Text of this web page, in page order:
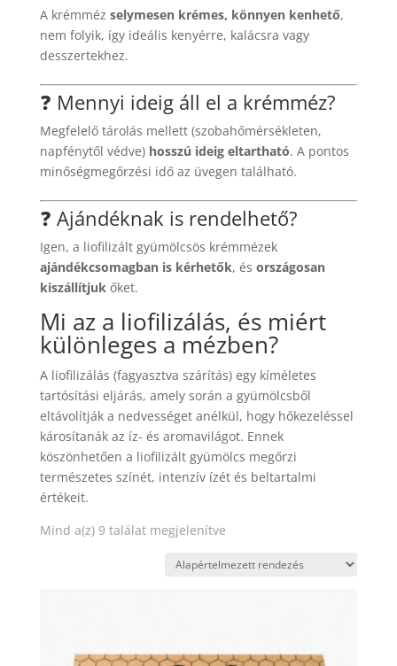
A krémméz selymesen krémes, könnyen kenhető,
nem folyik, így ideális kenyérre, kalácsra vagy
desszertekhez.
❓ Mennyi ideig áll el a krémméz?
Megfelelő tárolás mellett (szobahőmérsékleten,
napfénytől védve) hosszú ideig eltartható. A pontos
minőségmegőrzési idő az üvegen található.
❓ Ajándéknak is rendelhető?
Igen, a liofilizált gyümölcsös krémmézek
ajándékcsomagban is kérhetők, és országosan
kiszállítjukőket.
Mi az a liofilizálás, és miért
különleges a mézben?
A liofilizálás (fagyasztva szárítás) egy kíméletes
tartósítási eljárás, amely során a gyümölcsből
eltávolítják a nedvességet anélkül, hogy hőkezeléssel
károsítanák az íz- és aromavilágot. Ennek
köszönhetően a liofilizált gyümölcs megőrzi
természetes színét, intenzív ízét és beltartalmi
értékeit.
Mind a(z) 9 találat megjelenítve